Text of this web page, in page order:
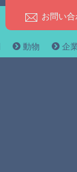
お問い
動物 企